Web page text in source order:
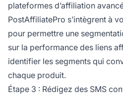
plateformes d’affiliation
PostAffiliatePro s’intègrent à
pour permettre une
sur la performance des liens
identifier les segments qui
chaque produit.
Étape 3 : Rédigez des SMS